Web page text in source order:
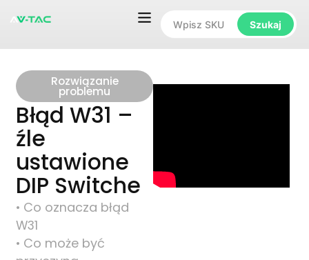
Szukaj
Rozwiązanie
problemu
Błąd W31 –
źle
ustawione
DIP Switche
• Co oznacza błąd
W31
• Co może być